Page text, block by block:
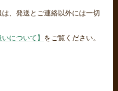
、発送とご連絡以外には一切
について】 をご覧ください。